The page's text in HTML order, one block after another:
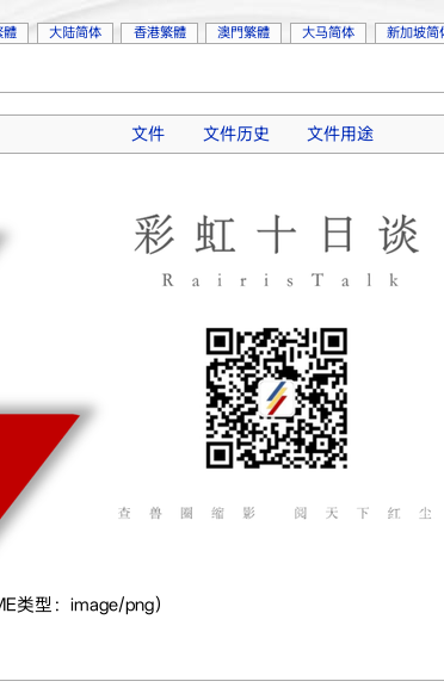
文件 文件历史 文件用途
类型：image/png）
體 大陆简体 香港繁體 澳門繁體 大马简体 新加坡简